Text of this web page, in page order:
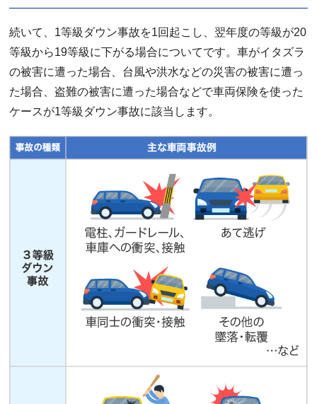
続いて、1等級ダウン事故を1回起こし、翌年度の等級が20
等級から19等級に下がる場合についてです。車がイタズラ
の被害に遭った場合、台風や洪水などの災害の被害に遭っ
た場合、盗難の被害に遭った場合などで車両保険を使った
ケースが1等級ダウン事故に該当します。